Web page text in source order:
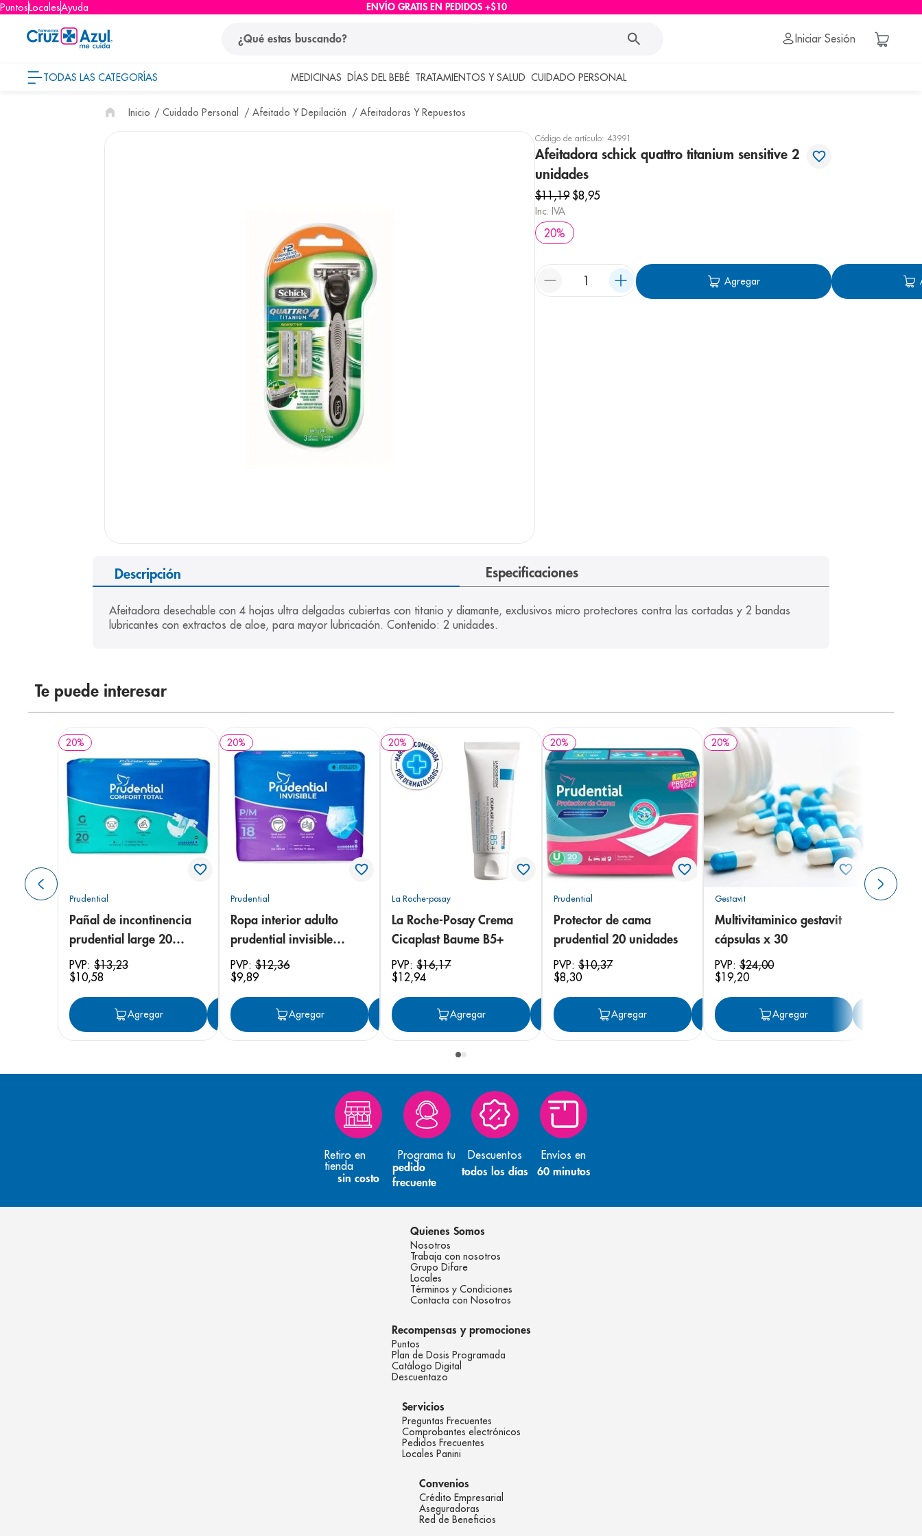
PuntosLocalesAyuda ENVÍO GRATIS EN PEDIDOS +$10
Iniciar Sesión
TODAS LAS CATEGORÍAS MEDICINAS DÍAS DEL BEBÉ TRATAMIENTOS Y SALUD CUIDADO PERSONAL
Cuidado Personal Afeitado Y Depilación Afeitadoras Y Repuestos
Código de artículo: 43991
Afeitadora schick quattro titanium sensitive 2
unidades
$11,19 $8,95
Inc. IVA
20%
Agregar
Descripción Especificaciones
Afeitadora desechable con 4 hojas ultra delgadas cubiertas con titanio y diamante, exclusivos micro protectores contra las cortadas y 2 bandas
lubricantes con extractos de aloe, para mayor lubricación. Contenido: 2 unidades.
Te puede interesar
20%
Prudential
Pañal de incontinencia
prudential large 20
unidades
PVP: $13,23
$10,58
Agregar Agregar
20%
Prudential
Ropa interior adulto
prudential invisible
small/medium 18
unidades
PVP:$12,36
$9,89
Agregar Agregar
20%
La Roche-posay
La Roche-Posay Crema
Cicaplast Baume B5+
PVP:$16,17
$12,94
Agregar Agregar
20%
Prudential
Protector de cama
prudential 20 unidades
PVP:$10,37
$8,30
Agregar Agregar
20%
Gestavit
Multivitaminico gestavit
cápsulas x 30
PVP:$24,00
$19,20
Agregar
Retiro en
tienda
sin costo
Programa tu
pedido
frecuente
Descuentos
todos los días
Envíos en
60 minutos
Quienes Somos
Nosotros
Trabaja con nosotros
Grupo Difare
Locales
Términos y Condiciones
Contacta con Nosotros
Recompensas y promociones
Puntos
Plan de Dosis Programada
Catálogo Digital
Descuentazo
Servicios
Preguntas Frecuentes
Comprobantes electrónicos
Pedidos Frecuentes
Locales Panini
Convenios
Crédito Empresarial
Aseguradoras
Red de Beneficios
términos más buscados
. protector solar
bioderma
shampoo
desodorante
pediasure
panolini